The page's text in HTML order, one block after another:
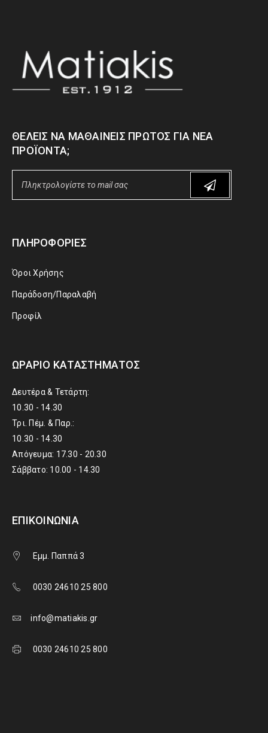
ΘΈΛΕΙΣ ΝΑ ΜΑΘΑΊΝΕΙΣ ΠΡΏΤΟΣ ΓΙΑ ΝΈΑ
ΠΡΟΪΌΝΤΑ;
ΠΛΗΡΟΦΟΡΊΕΣ
Όροι Χρήσης
Παράδοση/Παραλαβή
Προφίλ
ΩΡΆΡΙΟ ΚΑΤΑΣΤΉΜΑΤΟΣ
Δευτέρα & Τετάρτη:
10.30 - 14.30
Τρι. Πέμ. & Παρ.:
10.30 - 14.30
Απόγευμα: 17.30 - 20.30
Σάββατο: 10.00 - 14.30
ΕΠΙΚΟΙΝΩΝΊΑ
Εμμ. Παππά 3
0030 24610 25 800
info@matiakis.gr
0030 24610 25 800